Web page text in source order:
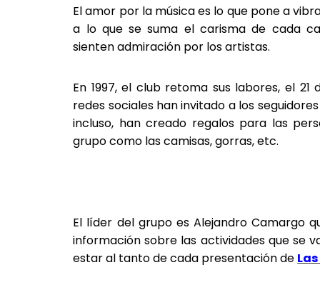
El amor por la música es lo que pone a
a lo que se suma el carisma de cada
sienten admiración por los artistas.
En 1997, el club retoma sus labores, el
redes sociales han invitado a los
incluso, han creado regalos para las
grupo como las camisas, gorras, etc.
El líder del grupo es Alejandro Camargo
información sobre las actividades que se
estar al tanto de cada presentación de